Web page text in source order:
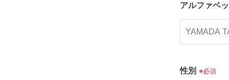
アルファベ
性別 ※必須